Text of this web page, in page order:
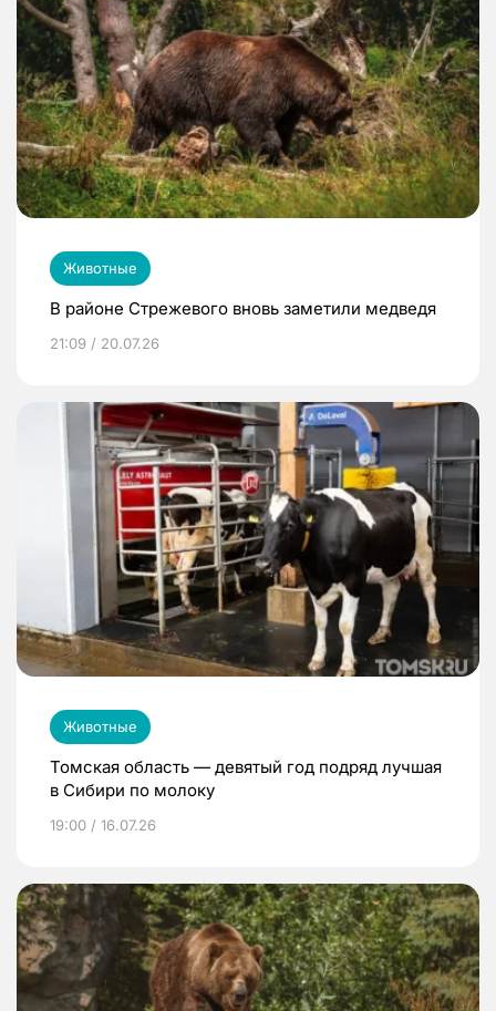
Животные
В районе Стрежевого вновь заметили медведя
21:09 / 20.07.26
Животные
Томская область — девятый год подряд лучшая
в Сибири по молоку
19:00 / 16.07.26